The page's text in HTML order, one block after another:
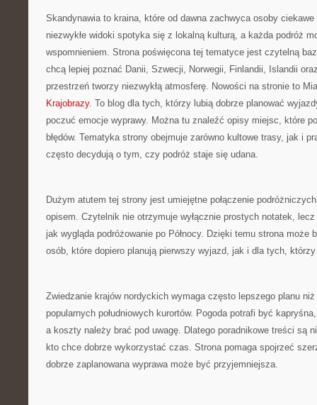
Skandynawia to kraina, które od dawna zachwyca osoby
niezwykłe widoki spotyka się z lokalną kulturą, a każda podróż
wspomnieniem. Strona poświęcona tej tematyce jest czytelną
chcą lepiej poznać Danii, Szwecji, Norwegii, Finlandii, Islandii
przestrzeń tworzy niezwykłą atmosferę. Nowości na stronie to
Krajobrazy. To blog dla tych, którzy lubią dobrze planować
poczuć emocje wyprawy. Można tu znaleźć opisy miejsc, które
błędów. Tematyka strony obejmuje zarówno kultowe trasy, jak i
często decydują o tym, czy podróż staje się udana.
Dużym atutem tej strony jest umiejętne połączenie
opisem. Czytelnik nie otrzymuje wyłącznie prostych notatek,
jak wygląda podróżowanie po Północy. Dzięki temu strona może
osób, które dopiero planują pierwszy wyjazd, jak i dla tych,
Zwiedzanie krajów nordyckich wymaga często lepszego planu
popularnych południowych kurortów. Pogoda potrafi być
a koszty należy brać pod uwagę. Dlatego poradnikowe treści są
kto chce dobrze wykorzystać czas. Strona pomaga spojrzeć
dobrze zaplanowana wyprawa może być przyjemniejsza.